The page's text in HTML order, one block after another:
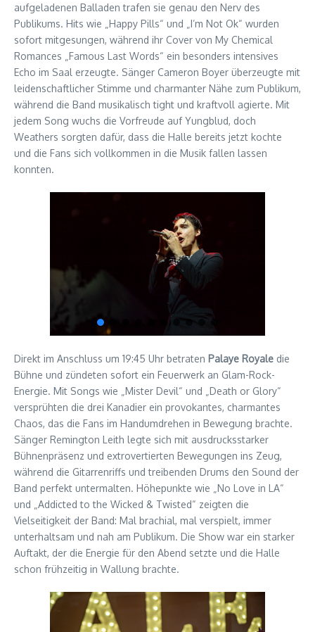
aufgeladenen Balladen trafen sie genau den Nerv des
Publikums. Hits wie „Happy Pills“ und „I’m Not Ok“ wurden
sofort mitgesungen, während ihr Cover von My Chemical
Romances „Famous Last Words“ ein besonders intensives
Echo im Saal erzeugte. Sänger Cameron Boyer überzeugte mit
leidenschaftlicher Stimme und charmanter Nähe zum Publikum,
während die Band musikalisch tight und kraftvoll agierte. Mit
jedem Song wuchs die Vorfreude auf Yungblud, doch
Weathers sorgten dafür, dass die Halle bereits jetzt kochte
und die Fans sich vollkommen in die Musik fallen lassen
konnten.
Direkt im Anschluss um 19:45 Uhr betraten Palaye Royale die
Bühne und zündeten sofort ein Feuerwerk an Glam-Rock-
Energie. Mit Songs wie „Mister Devil“ und „Death or Glory“
versprühten die drei Kanadier ein provokantes, charmantes
Chaos, das die Fans im Handumdrehen in Bewegung brachte.
Sänger Remington Leith legte sich mit ausdrucksstarker
Bühnenpräsenz und extrovertierten Bewegungen ins Zeug,
während die Gitarrenriffs und treibenden Drums den Sound der
Band perfekt untermalten. Höhepunkte wie „No Love in LA“
und „Addicted to the Wicked & Twisted“ zeigten die
Vielseitigkeit der Band: Mal brachial, mal verspielt, immer
unterhaltsam und nah am Publikum. Die Show war ein starker
Auftakt, der die Energie für den Abend setzte und die Halle
schon frühzeitig in Wallung brachte.